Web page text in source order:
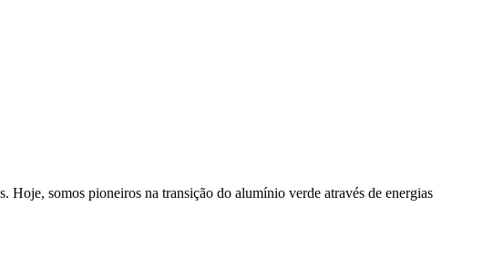
Hoje, somos pioneiros na transição do alumínio verde através de energias